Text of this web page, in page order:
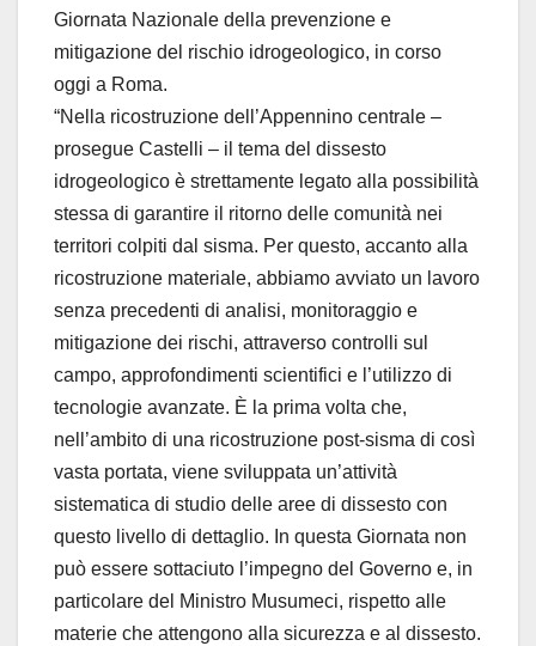
Giornata Nazionale della prevenzione e
mitigazione del rischio idrogeologico, in corso
oggi a Roma.
“Nella ricostruzione dell’Appennino centrale –
prosegue Castelli – il tema del dissesto
idrogeologico è strettamente legato alla possibilità
stessa di garantire il ritorno delle comunità nei
territori colpiti dal sisma. Per questo, accanto alla
ricostruzione materiale, abbiamo avviato un lavoro
senza precedenti di analisi, monitoraggio e
mitigazione dei rischi, attraverso controlli sul
campo, approfondimenti scientifici e l’utilizzo di
tecnologie avanzate. È la prima volta che,
nell’ambito di una ricostruzione post-sisma di così
vasta portata, viene sviluppata un’attività
sistematica di studio delle aree di dissesto con
questo livello di dettaglio. In questa Giornata non
può essere sottaciuto l’impegno del Governo e, in
particolare del Ministro Musumeci, rispetto alle
materie che attengono alla sicurezza e al dissesto.